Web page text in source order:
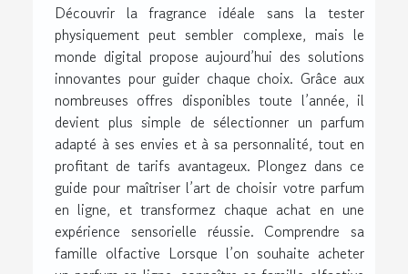
Découvrir la fragrance idéale sans la tester
physiquement peut sembler complexe, mais le
monde digital propose aujourd’hui des solutions
innovantes pour guider chaque choix. Grâce aux
nombreuses offres disponibles toute l’année, il
devient plus simple de sélectionner un parfum
adapté à ses envies et à sa personnalité, tout en
profitant de tarifs avantageux. Plongez dans ce
guide pour maîtriser l’art de choisir votre parfum
en ligne, et transformez chaque achat en une
expérience sensorielle réussie. Comprendre sa
famille olfactive Lorsque l’on souhaite acheter